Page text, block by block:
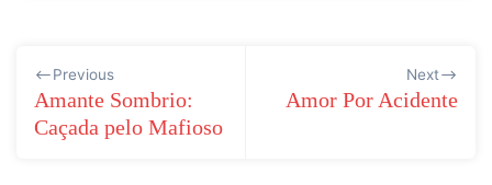
de
Post
Previous
Amante Sombrio:
Caçada pelo Mafioso
Next
Amor Por Acidente